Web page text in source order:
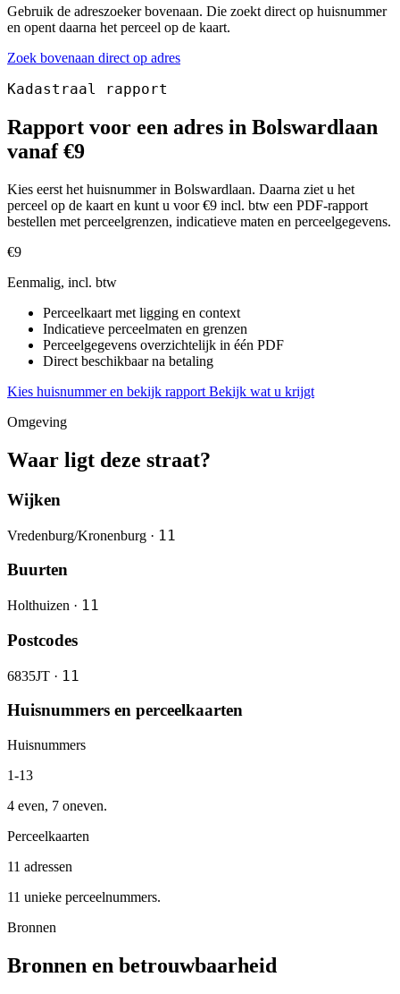
Gebruik de adreszoeker bovenaan. Die zoekt direct op huisnummer
en opent daarna het perceel op de kaart.
Zoek bovenaan direct op adres
Kadastraal rapport
Rapport voor een adres in Bolswardlaan
vanaf €9
Kies eerst het huisnummer in Bolswardlaan. Daarna ziet u het
perceel op de kaart en kunt u voor €9 incl. btw een PDF-rapport
bestellen met perceelgrenzen, indicatieve maten en perceelgegevens.
€9
Eenmalig, incl. btw
Perceelkaart met ligging en context
Indicatieve perceelmaten en grenzen
Perceelgegevens overzichtelijk in één PDF
Direct beschikbaar na betaling
Kies huisnummer en bekijk rapport Bekijk wat u krijgt
Omgeving
Waar ligt deze straat?
Wijken
Vredenburg/Kronenburg · 11
Buurten
Holthuizen · 11
Postcodes
6835JT · 11
Huisnummers en perceelkaarten
Huisnummers
1-13
4 even, 7 oneven.
Perceelkaarten
11 adressen
11 unieke perceelnummers.
Bronnen
Bronnen en betrouwbaarheid